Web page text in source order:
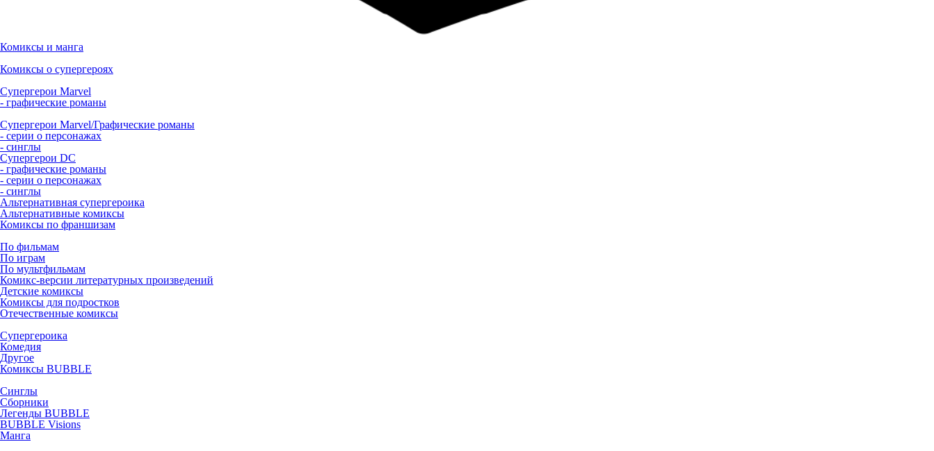
Комиксы и манга
Комиксы о супергероях
Супергерои Marvel
- графические романы
Супергерои Marvel/Графические романы
- серии о персонажах
- синглы
Супергерои DC
- графические романы
- серии о персонажах
- синглы
Альтернативная супергероика
Альтернативные комиксы
Комиксы по франшизам
По фильмам
По играм
По мультфильмам
Комикс-версии литературных произведений
Детские комиксы
Комиксы для подростков
Отечественные комиксы
Супергероика
Комедия
Другое
Комиксы BUBBLE
Синглы
Сборники
Легенды BUBBLE
BUBBLE Visions
Манга